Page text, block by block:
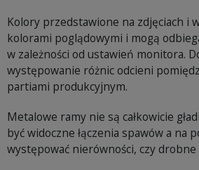
Kolory przedstawione na zdjęciach i
kolorami poglądowymi i mogą
w zależności od ustawień monitora.
występowanie różnic odcieni
partiami produkcyjnym.
Metalowe ramy nie są całkowicie
być widoczne łączenia spawów a na
występować nierówności, czy